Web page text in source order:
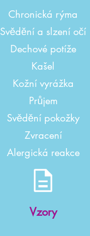
Chronická rýma
Svědění a slzení očí
Dechové potíže
Kašel
Kožní vyrážka
Průjem
Svědění pokožky
Zvracení
Alergická reakce
Vzory